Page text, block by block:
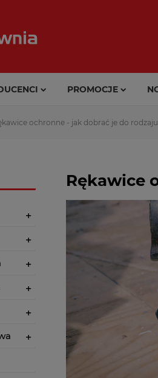
PROMOCJE
ochronne - jak dobrać je do
Rękawice